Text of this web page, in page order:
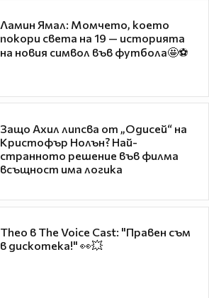
Ламин Ямал: Момчето, което
покори света на 19 — историята
на новия символ във футбола🤩⚽
Защо Ахил липсва от „Одисей“ на
Кристофър Нолън? Най-
странното решение във филма
всъщност има логика
Theo в The Voice Cast: "Правен съм
в дискотека!" 👀💥